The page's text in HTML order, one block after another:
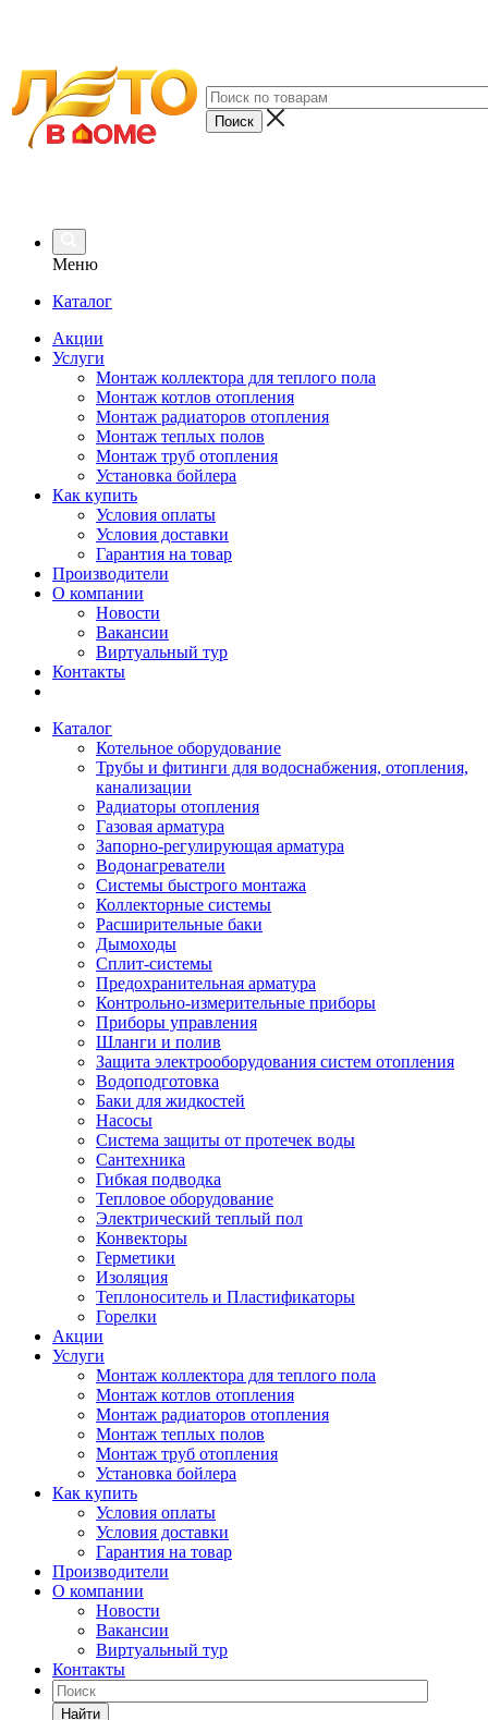
Меню
Каталог
Акции
Услуги
Монтаж коллектора для теплого пола
Монтаж котлов отопления
Монтаж радиаторов отопления
Монтаж теплых полов
Монтаж труб отопления
Установка бойлера
Как купить
Условия оплаты
Условия доставки
Гарантия на товар
Производители
О компании
Новости
Вакансии
Виртуальный тур
Контакты
Каталог
Котельное оборудование
Трубы и фитинги для водоснабжения, отопления,
канализации
Радиаторы отопления
Газовая арматура
Запорно-регулирующая арматура
Водонагреватели
Системы быстрого монтажа
Коллекторные системы
Расширительные баки
Дымоходы
Сплит-системы
Предохранительная арматура
Контрольно-измерительные приборы
Приборы управления
Шланги и полив
Защита электрооборудования систем отопления
Водоподготовка
Баки для жидкостей
Насосы
Система защиты от протечек воды
Сантехника
Гибкая подводка
Тепловое оборудование
Электрический теплый пол
Конвекторы
Герметики
Изоляция
Теплоноситель и Пластификаторы
Горелки
Акции
Услуги
Монтаж коллектора для теплого пола
Монтаж котлов отопления
Монтаж радиаторов отопления
Монтаж теплых полов
Монтаж труб отопления
Установка бойлера
Как купить
Условия оплаты
Условия доставки
Гарантия на товар
Производители
О компании
Новости
Вакансии
Виртуальный тур
Контакты
Найти